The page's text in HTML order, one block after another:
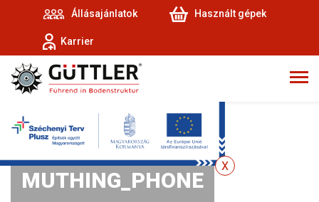
Állásajánlatok Használt gépek
Karrier
MUTHING_PHONE